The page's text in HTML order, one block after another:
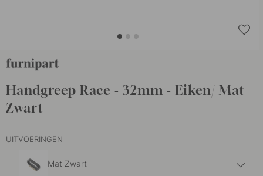
Handgreep Race - 32mm - Eiken/ Mat
Zwart
UITVOERINGEN
Mat Zwart